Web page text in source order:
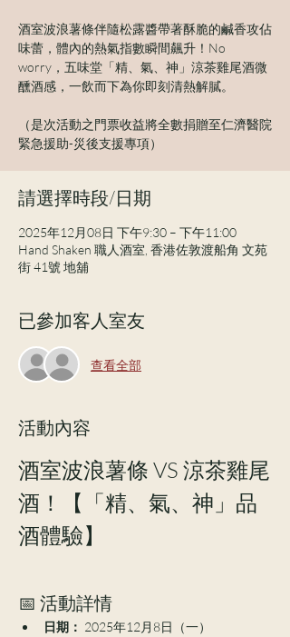
酒室波浪薯條伴隨松露醬帶著酥脆的鹹香攻佔
味蕾，體內的熱氣指數瞬間飆升！No
worry，五味堂「精、氣、神」涼茶雞尾酒微
醺酒感，一飲而下為你即刻清熱解膩。
（是次活動之門票收益將全數捐贈至仁濟醫院
緊急援助-災後支援專項）
請選擇時段/日期
2025年12月08日 下午9:30 – 下午11:00
Hand Shaken 職人酒室, 香港佐敦渡船角 文苑
街 41號 地舖
已參加客人室友
查看全部
活動內容
酒室波浪薯條 VS 涼茶雞尾
酒！【「精、氣、神」品
酒體驗】
📅 活動詳情
日期： 2025年12月8日（一）